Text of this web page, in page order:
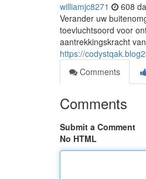
williamjc8271 608
Verander uw
toevluchtsoord voor
aantrekkingskracht
https://
Comments
Comments
Submit a Comment
No HTML